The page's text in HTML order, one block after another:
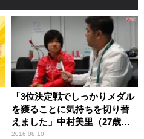
「3位決定戦でしっかりメダル
を獲ることに気持ちを切り替
えました」中村美里（27歳）
インタビュー 《リオデジャ
2016.08.10